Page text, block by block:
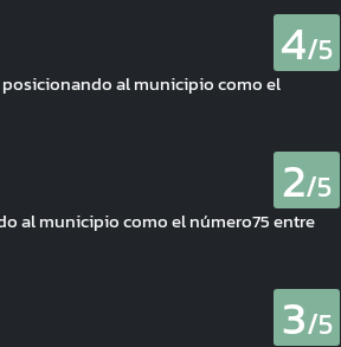
4/5
posicionando al municipio como el
2/5
al municipio como el número75 entre
3/5